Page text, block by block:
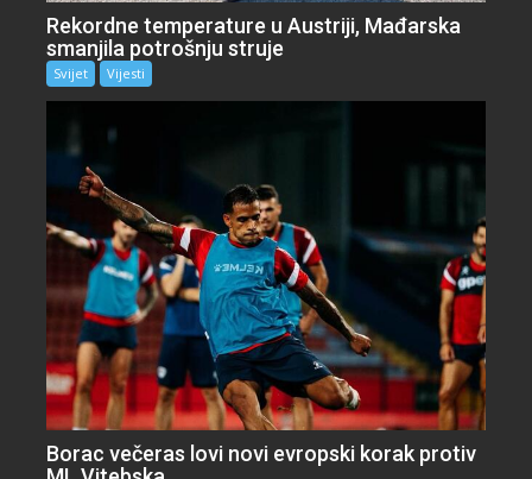
Rekordne temperature u Austriji, Mađarska
smanjila potrošnju struje
Svijet Vijesti
Borac večeras lovi novi evropski korak protiv